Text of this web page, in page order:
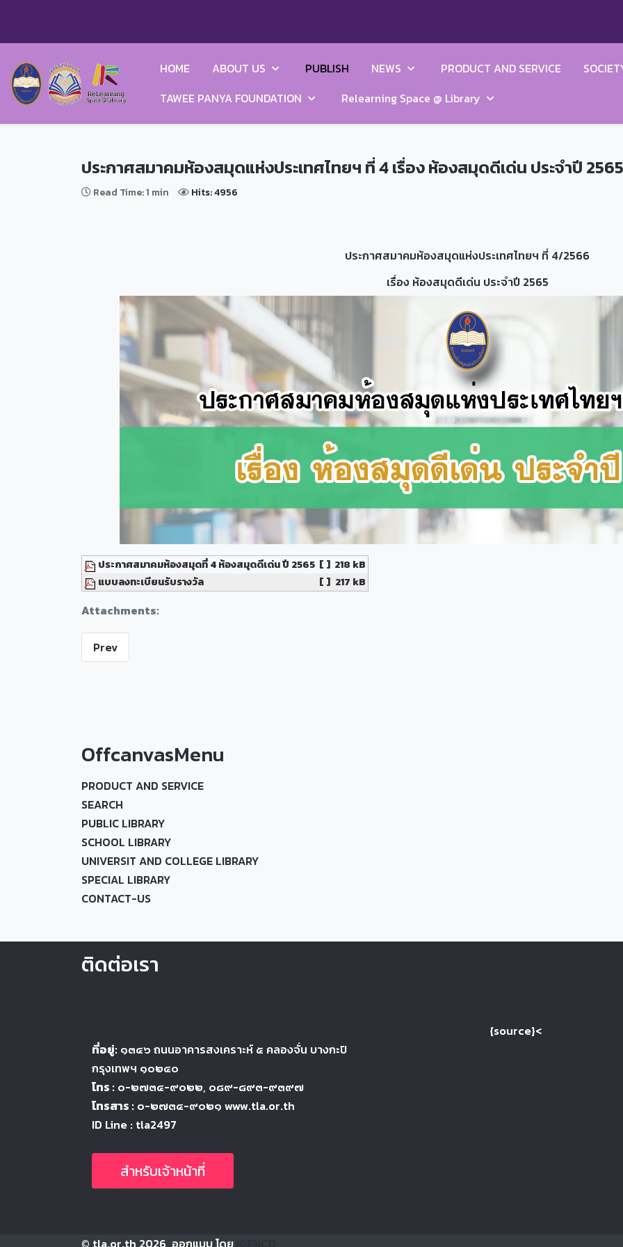
HOME ABOUT US PUBLISH NEWS PRODUCT AND SERVICE
TAWEE PANYA FOUNDATION
Relearning Space @ Library
ประกาศสมาคมห้องสมุดแห่งประเทศไทยฯ ที่ 4 เรื่อง ห้องสมุดดีเด่น ประจำปี 2565
Read Time: 1 min Hits: 4956
ประกาศสมาคมห้องสมุดแห่งประเทศไทยฯ ที่ 4/2566
เรื่อง ห้องสมุดดีเด่น ประจำปี 2565
Attachments:
ประกาศสมาคมห้องสมุดที่ 4 ห้องสมุดดีเด่น ปี 2565 [ ] 218 kB
แบบลงทะเบียนรับรางวัล
[ ] 217 kB
Prev
OffcanvasMenu
PRODUCT AND SERVICE
SEARCH
PUBLIC LIBRARY
SCHOOL LIBRARY
UNIVERSIT AND COLLEGE LIBRARY
SPECIAL LIBRARY
CONTACT-US
ติดต่อเรา
ที่อยู่: ๑๓๔๖ ถนนอาคารสงเคราะห์ ๕ คลองจั่น บางกะปิ
กรุงเทพฯ ๑๐๒๔๐
โทร : ๐-๒๗๓๔-๙๐๒๒, ๐๘๙-๘๙๓-๙๓๙๗
โทรสาร : ๐-๒๗๓๔-๙๐๒๑ www.tla.or.th
ID Line : tla2497
สำหรับเจ้าหน้าที่
{source}<
© tla.or.th 2026, ออกแบบ โดย